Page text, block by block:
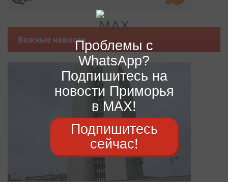
Важные новостиПроблемы с
WhatsApp?
Подпишитесь на
новости Приморья
в MAX!
Подпишитесь
сейчас!